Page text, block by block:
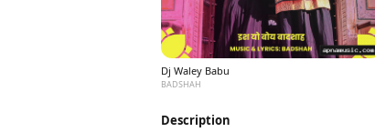
Dj Waley Babu
BADSHAH
Description